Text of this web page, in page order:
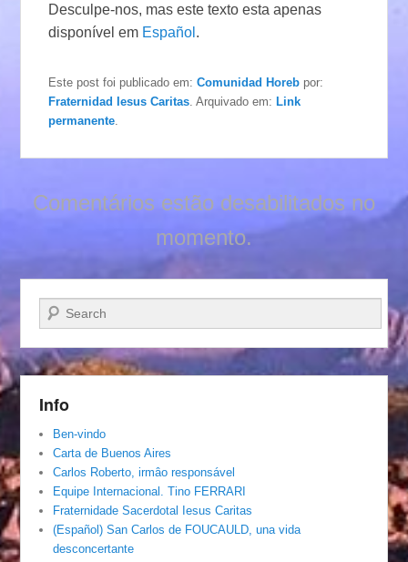
Desculpe-nos, mas este texto esta apenas
disponível em Español .
Este post foi publicado em:Comunidad Horeb por:
Fraternidad Iesus Caritas . Arquivado em:Link
permanente
Comentários estão desabilitados no
momento.
Pesquisar…
Info
Ben-vindo
Carta de Buenos Aires
Carlos Roberto, irmâo responsável
Equipe Internacional. Tino FERRARI
Fraternidade Sacerdotal Iesus Caritas
(Español) San Carlos de FOUCAULD, una vida
desconcertante